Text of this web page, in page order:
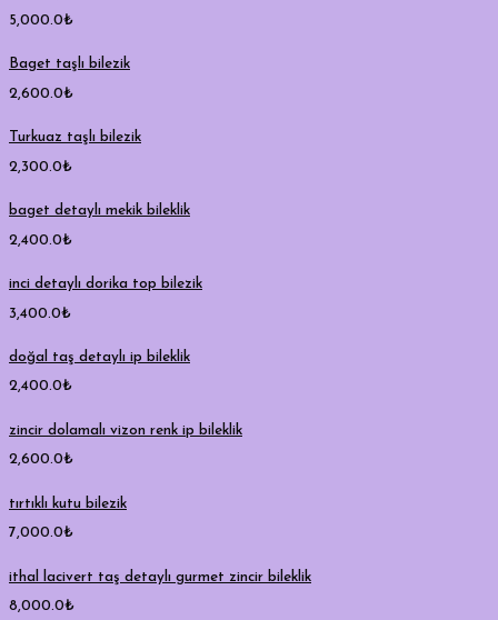
5,000.0₺
Baget taşlı bilezik
2,600.0₺
Turkuaz taşlı bilezik
2,300.0₺
baget detaylı mekik bileklik
2,400.0₺
inci detaylı dorika top bilezik
3,400.0₺
doğal taş detaylı ip bileklik
2,400.0₺
zincir dolamalı vizon renk ip bileklik
2,600.0₺
tırtıklı kutu bilezik
7,000.0₺
ithal lacivert taş detaylı gurmet zincir bileklik
8,000.0₺